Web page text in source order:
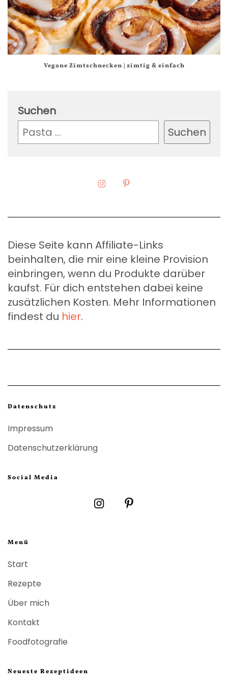
Vegane Zimtschnecken | zimtig & einfach
Suchen
Suchen
Diese Seite kann Affiliate-Links
beinhalten, die mir eine kleine Provision
einbringen, wenn du Produkte darüber
kaufst. Für dich entstehen dabei keine
zusätzlichen Kosten. Mehr Informationen
findest du hier.
Datenschutz
Impressum
Datenschutzerklärung
Social Media
Menü
Start
Rezepte
Über mich
Kontakt
Foodfotografie
Neueste Rezeptideen